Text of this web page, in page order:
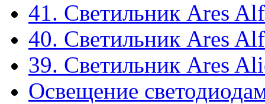
41. Светильник Ares
40. Светильник Ares
39. Светильник Ares
Освещение